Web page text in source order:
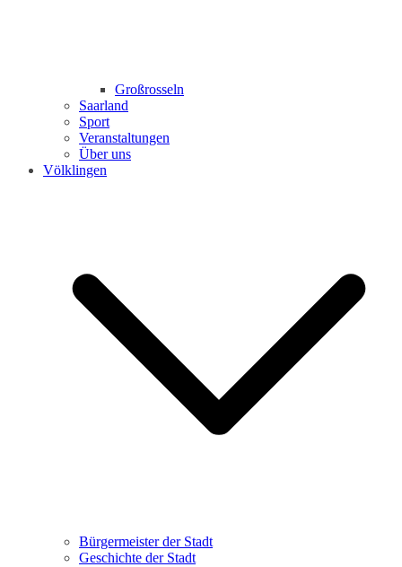
Großrosseln
Saarland
Sport
Veranstaltungen
Über uns
Völklingen
Bürgermeister der Stadt
Geschichte der Stadt